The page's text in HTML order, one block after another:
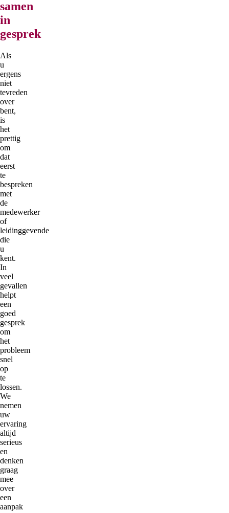
samen
in
gesprek
Als
u
ergens
niet
tevreden
over
bent,
is
het
prettig
om
dat
eerst
te
bespreken
met
de
medewerker
of
leidinggevende
die
u
kent.
In
veel
gevallen
helpt
een
goed
gesprek
om
het
probleem
snel
op
te
lossen.
We
nemen
uw
ervaring
altijd
serieus
en
denken
graag
mee
over
een
aanpak